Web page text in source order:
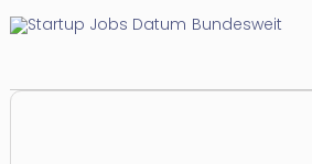
Bundesweit